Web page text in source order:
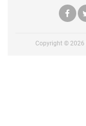
Copyright © 2026